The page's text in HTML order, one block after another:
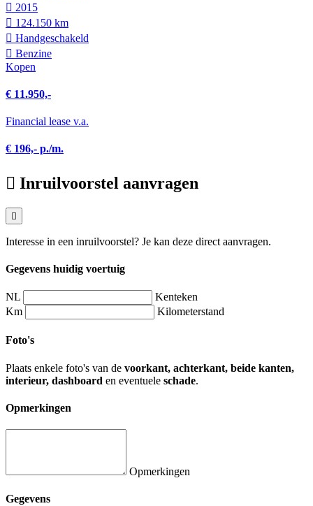
2015
124.150 km
Hand­geschakeld
Benzine
Kopen
€ 11.950,-
Financial lease v.a.
€ 196,- p./m.
Inruilvoorstel aanvragen
Interesse in een inruilvoorstel? Je kan deze direct aanvragen.
Gegevens huidig voertuig
NL
Kenteken
Km
Kilometerstand
Foto's
Plaats enkele foto's van de voorkant, achterkant, beide kanten,
interieur, dashboard en eventuele schade.
Opmerkingen
Opmerkingen
Gegevens